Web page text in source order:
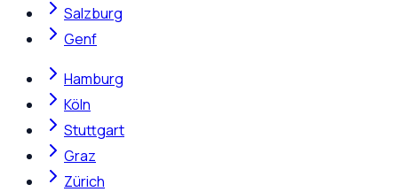
Salzburg
Genf
Hamburg
Köln
Stuttgart
Graz
Zürich